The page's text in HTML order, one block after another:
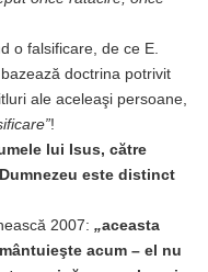
o falsificare, de ce E.
doctrina potrivit
ale aceleaşi persoane,
!
lui Isus, către
este distinct
2007: „aceasta
acum – el nu